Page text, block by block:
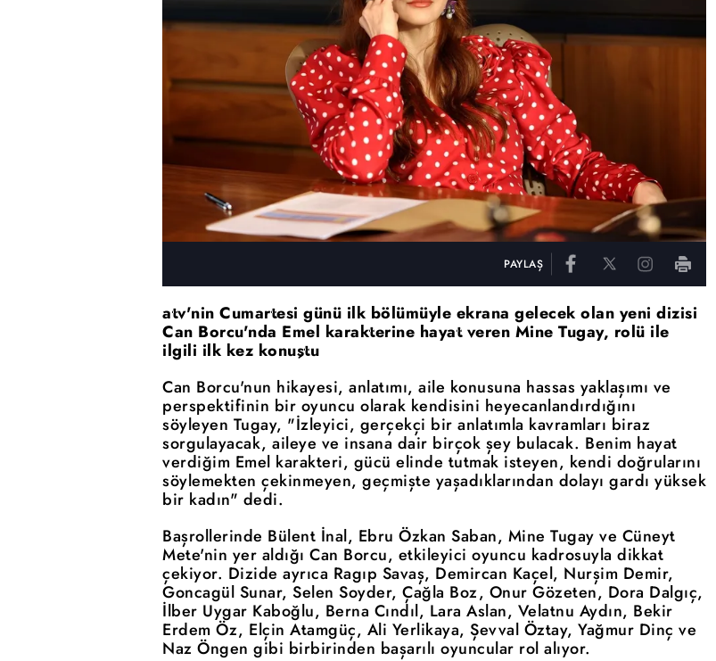
PAYLAŞ
atv'nin Cumartesi günü ilk bölümüyle ekrana gelecek olan yeni dizisi
Can Borcu'nda Emel karakterine hayat veren Mine Tugay, rolü ile
ilgili ilk kez konuştu
Can Borcu'nun hikayesi, anlatımı, aile konusuna hassas yaklaşımı ve
perspektifinin bir oyuncu olarak kendisini heyecanlandırdığını
söyleyen Tugay, "İzleyici, gerçekçi bir anlatımla kavramları biraz
sorgulayacak, aileye ve insana dair birçok şey bulacak. Benim hayat
verdiğim Emel karakteri, gücü elinde tutmak isteyen, kendi doğrularını
söylemekten çekinmeyen, geçmişte yaşadıklarından dolayı gardı yüksek
bir kadın" dedi.
Başrollerinde Bülent İnal, Ebru Özkan Saban, Mine Tugay ve Cüneyt
Mete'nin yer aldığı Can Borcu, etkileyici oyuncu kadrosuyla dikkat
çekiyor. Dizide ayrıca Ragıp Savaş, Demircan Kaçel, Nurşim Demir,
Goncagül Sunar, Selen Soyder, Çağla Boz, Onur Gözeten, Dora Dalgıç,
İlber Uygar Kaboğlu, Berna Cındıl, Lara Aslan, Velatnu Aydın, Bekir
Erdem Öz, Elçin Atamgüç, Ali Yerlikaya, Şevval Öztay, Yağmur Dinç ve
Naz Öngen gibi birbirinden başarılı oyuncular rol alıyor.